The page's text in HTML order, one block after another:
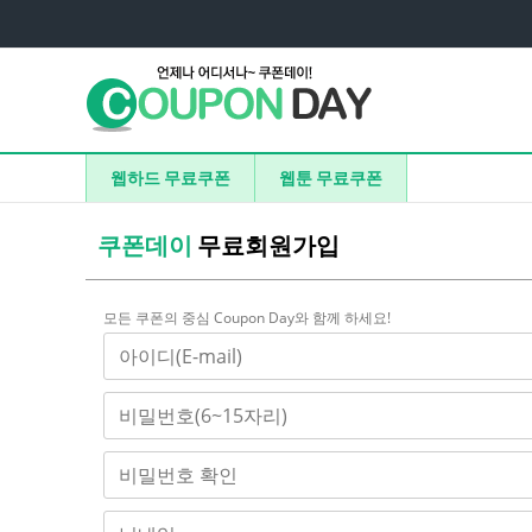
웹하드 무료쿠폰 웹툰 무료쿠폰
쿠폰데이 무료회원가입
모든 쿠폰의 중심 Coupon Day와 함께 하세요!